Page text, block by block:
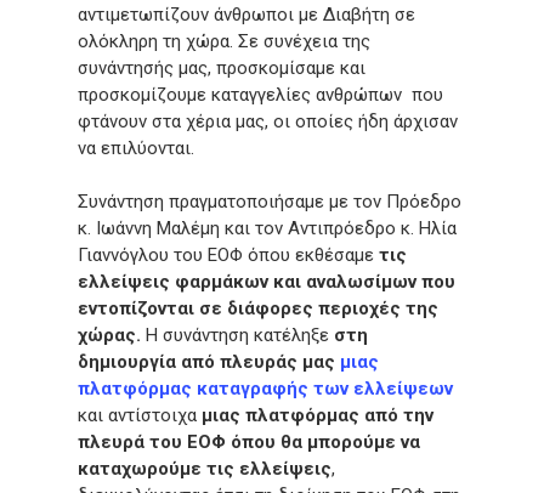
αντιμετωπίζουν άνθρωποι με Διαβήτη σε
ολόκληρη τη χώρα. Σε συνέχεια της
συνάντησής μας, προσκομίσαμε και
προσκομίζουμε καταγγελίες ανθρώπων που
φτάνουν στα χέρια μας, οι οποίες ήδη άρχισαν
να επιλύονται.
Συνάντηση πραγματοποιήσαμε με τον Πρόεδρο
κ. Ιωάννη Μαλέμη και τον Αντιπρόεδρο κ. Ηλία
Γιαννόγλου του ΕΟΦ όπου εκθέσαμε τις
ελλείψεις φαρμάκων και αναλωσίμων που
εντοπίζονται σε διάφορες περιοχές της
χώρας. Η συνάντηση κατέληξε στη
δημιουργία από πλευράς μας μιας
πλατφόρμας καταγραφής των ελλείψεων
και αντίστοιχα μιας πλατφόρμας από την
πλευρά του ΕΟΦ όπου θα μπορούμε να
καταχωρούμε τις ελλείψεις,